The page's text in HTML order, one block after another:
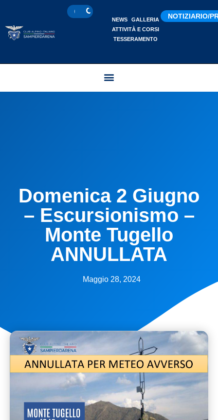
NEWS
GALLERIA
ATTIVITÀ E CORSI
TESSERAMENTO
NOTIZIARIO/
Domenica 2 Giugno
– Escursionismo –
Monte Tugello
ANNULLATA
Maggio 28, 2024